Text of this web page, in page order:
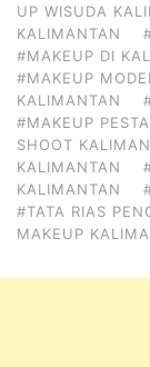
UP WISUDA
KALIMANTAN
#MAKEUP DI
#MAKEUP
KALIMANTAN
#MAKEUP
SHOOT
KALIMANTAN
KALIMANTAN
#TATA RIAS
MAKEUP